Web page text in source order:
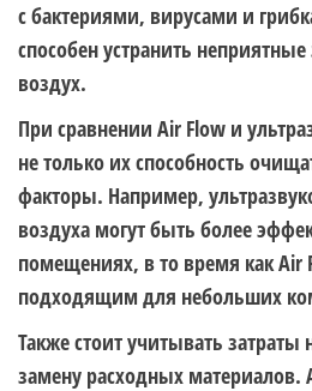
с бактериями, вирусами и
способен устранить
воздух.
При сравнении Air Flow и
не только их способность
факторы. Например,
воздуха могут быть более
помещениях, в то время как
подходящим для небольших
Также стоит учитывать
замену расходных материалов.